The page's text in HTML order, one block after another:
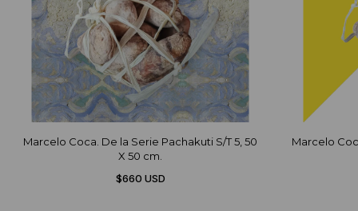
Marcelo Coca. De la Serie Pachakuti S/T 5, 50
X 50 cm.
$660 USD
Marcelo